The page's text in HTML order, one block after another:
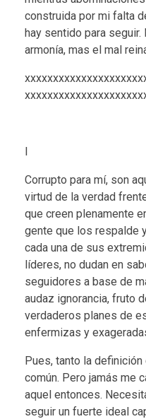
construida por mi falta
hay sentido para
armonía, mas el mal
I
Corrupto para mí, son
virtud de la verdad
que creen plenamente
gente que los respalde
cada una de sus
líderes, no dudan en
seguidores a base de
audaz ignorancia, fruto
verdaderos planes de
enfermizas y
Pues, tanto la
común. Pero jamás me
aquel entonces.
seguir un fuerte ideal